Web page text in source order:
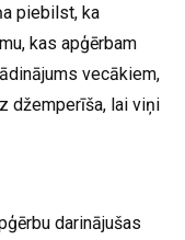
piebilst, ka
kas apģērbam
vecākiem,
džemperīša, lai viņi
darinājušas